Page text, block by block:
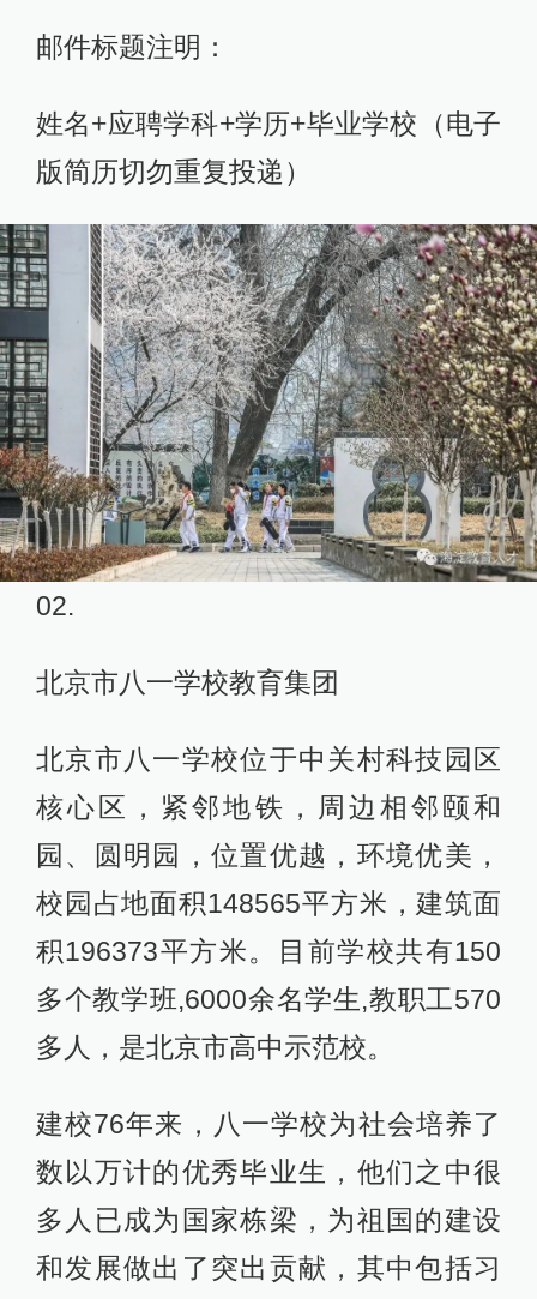
邮件标题注明：
姓名+应聘学科+学历+毕业学校（电子
版简历切勿重复投递）
02.
北京市八一学校教育集团
北京市八一学校位于中关村科技园区
核心区，紧邻地铁，周边相邻颐和
园、圆明园，位置优越，环境优美，
校园占地面积148565平方米，建筑面
积196373平方米。目前学校共有150
多个教学班,6000余名学生,教职工570
多人，是北京市高中示范校。
建校76年来，八一学校为社会培养了
数以万计的优秀毕业生，他们之中很
多人已成为国家栋梁，为祖国的建设
和发展做出了突出贡献，其中包括习